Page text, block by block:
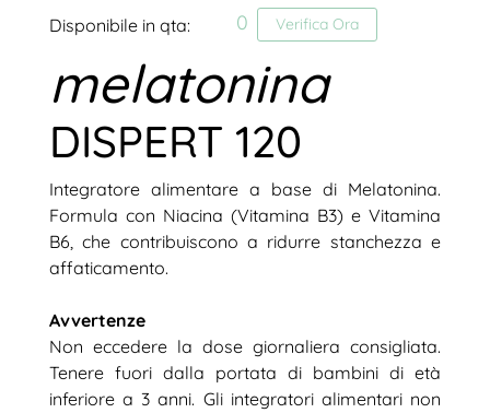
Disponibile in qta:
Verifica Ora
0
melatonina
DISPERT 120
Integratore alimentare a base di Melatonina.
Formula con Niacina (Vitamina B3) e Vitamina
B6, che contribuiscono a ridurre stanchezza e
affaticamento.
Avvertenze
Non eccedere la dose giornaliera consigliata.
Tenere fuori dalla portata di bambini di età
inferiore a 3 anni. Gli integratori alimentari non